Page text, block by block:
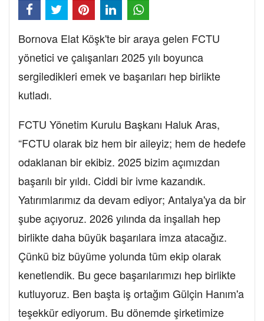
Bornova Elat Köşk'te bir araya gelen FCTU
yönetici ve çalışanları 2025 yılı boyunca
sergiledikleri emek ve başarıları hep birlikte
kutladı.
FCTU Yönetim Kurulu Başkanı Haluk Aras,
“FCTU olarak biz hem bir aileyiz; hem de hedefe
odaklanan bir ekibiz. 2025 bizim açımızdan
başarılı bir yıldı. Ciddi bir ivme kazandık.
Yatırımlarımız da devam ediyor; Antalya'ya da bir
şube açıyoruz. 2026 yılında da inşallah hep
birlikte daha büyük başarılara imza atacağız.
Çünkü biz büyüme yolunda tüm ekip olarak
kenetlendik. Bu gece başarılarımızı hep birlikte
kutluyoruz. Ben başta iş ortağım Gülçin Hanım'a
teşekkür ediyorum. Bu dönemde şirketimize